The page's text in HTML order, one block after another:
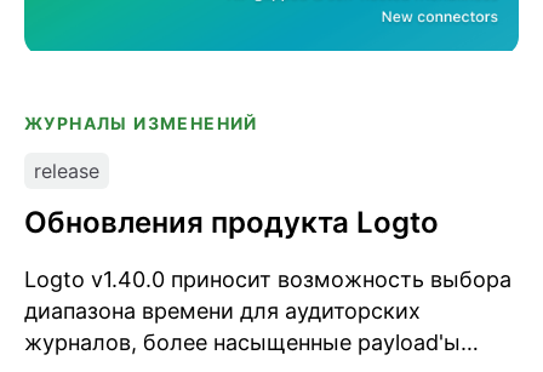
ЖУРНАЛЫ ИЗМЕНЕНИЙ
release
Обновления продукта Logto
Logto v1.40.0 приносит возможность выбора
диапазона времени для аудиторских
журналов, более насыщенные payload'ы